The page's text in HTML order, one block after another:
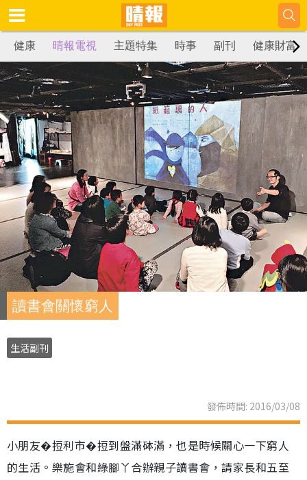
健康 晴報電視 主題特集 時事 副刊 健康財富
讀書會關懷窮人
生活副刊
發佈時間: 2016/03/08
小朋友�𢭃利市�𢭃到盤滿砵滿，也是時候關心一下窮人
的生活。樂施會和綠腳丫合辦親子讀書會，請家長和五至